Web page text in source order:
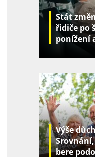
Stát
řidiče po
ponížení
Výše
bere